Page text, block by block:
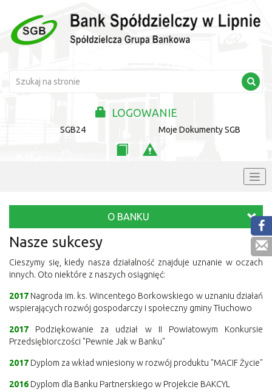
LOGOWANIE
SGB24 Moje Dokumenty SGB
O BANKU
Nasze sukcesy
Cieszymy się, kiedy nasza działalność znajduje uznanie w oczach
innych. Oto niektóre z naszych osiągnięć:
2017 Nagroda im. ks. Wincentego Borkowskiego w uznaniu działań
wspierających rozwój gospodarczy i społeczny gminy Tłuchowo
2017 Podziękowanie za udział w II Powiatowym Konkursie
Przedsiębiorczości "Pewnie Jak w Banku"
2017 Dyplom za wkład wniesiony w rozwój produktu "MACIF Życie"
2016 Dyplom dla Banku Partnerskiego w Projekcie BAKCYL